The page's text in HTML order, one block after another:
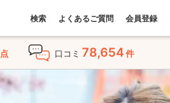
検索 よくあるご質問 会員登録
点 口コミ 78,654件